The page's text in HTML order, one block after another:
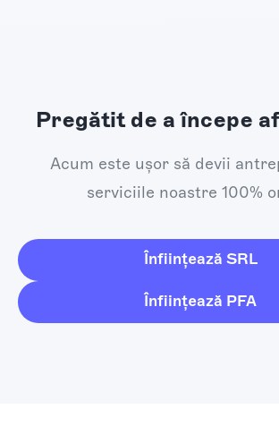
Pregătit de a începe
Acum este ușor să devii
serviciile noastre 100%
Înființează SRL
Înființează PFA